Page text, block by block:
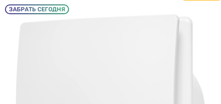
ЗАБРАТЬ СЕГОДНЯ